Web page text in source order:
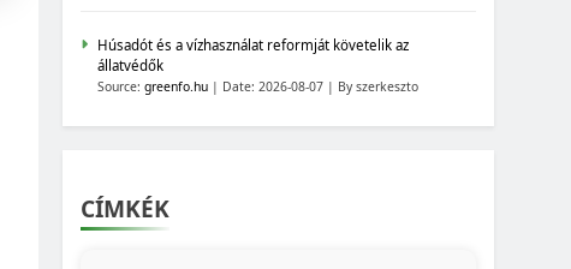
Húsadót és a vízhasználat reformját követelik az
állatvédők
Source:greenfo.hu Date: 2026-08-07 By szerkeszto
CÍMKÉK